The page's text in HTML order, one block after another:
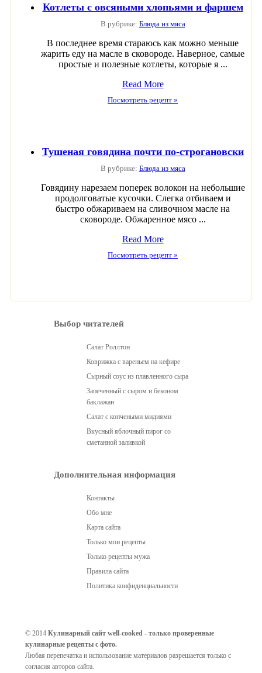
Котлеты с овсяными хлопьями и фаршем
В рубрике: Блюда из мяса
В последнее время стараюсь как можно меньше
жарить еду на масле в сковороде. Наверное, самые
простые и полезные котлеты, которые я ...
Read More
Посмотреть рецепт »
Тушеная говядина почти по-строгановски
В рубрике: Блюда из мяса
Говядину нарезаем поперек волокон на небольшие
продолговатые кусочки. Слегка отбиваем и
быстро обжариваем на сливочном масле на
сковороде. Обжаренное мясо ...
Read More
Посмотреть рецепт »
Выбор читателей
Салат Роллтон
Коврижка с вареньем на кефире
Сырный соус из плавленного сыра
Запеченный с сыром и беконом
баклажан
Салат с копчеными мидиями
Вкусный яблочный пирог со
сметанной заливкой
Дополнительная информация
Контакты
Обо мне
Карта сайта
Только мои рецепты
Только рецепты мужа
Правила сайта
Политика конфиденциальности
© 2014 Кулинарный сайт well-cooked - только проверенные
кулинарные рецепты с фото.
Любая перепечатка и использование материалов разрешается только с
согласия авторов сайта.